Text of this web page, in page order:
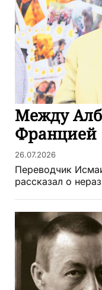
Между
Францией
26.07.2026
Переводчик
рассказал о